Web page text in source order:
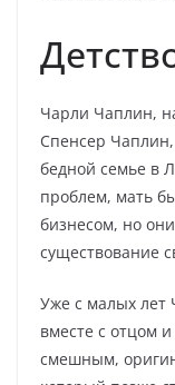
Чарли Чаплин,
Спенсер
бедной семье в
проблем, мать
бизнесом, но
существование
Уже с малых лет
вместе с отцом
смешным,